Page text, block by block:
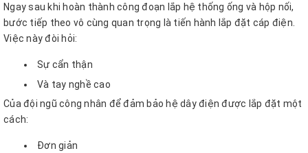
Ngay sau khi hoàn thành công đoạn lắp hệ thống ống và hộp nối,
bước tiếp theo vô cùng quan trọng là tiến hành lắp đặt cáp điện.
Việc này đòi hỏi:
Sự cẩn thận
Và tay nghề cao
Của đội ngũ công nhân để đảm bảo hệ dây điện được lắp đặt một
cách:
Đơn giản